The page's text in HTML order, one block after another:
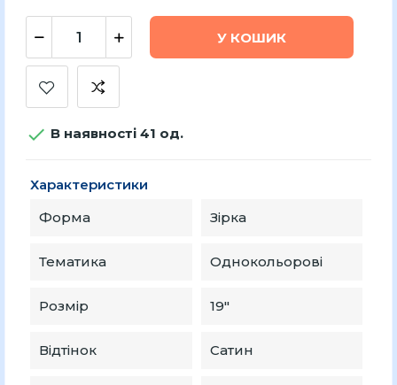
У КОШИК
 В наявності 41 од.
Характеристики
Форма
Зірка
Тематика Однокольорові
Розмір 19″
Відтінок Сатин